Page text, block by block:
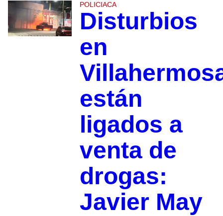
POLICIACA
Disturbios
en
están
ligados a
venta de
drogas:
Javier May